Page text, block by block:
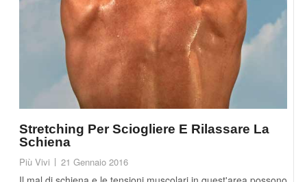
Stretching Per Sciogliere E Rilassare La
Schiena
Più Vivi 21 Gennaio 2016